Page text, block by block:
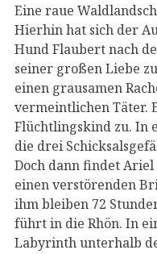
Eine raue
Hierhin hat sich der
Hund Flaubert nach
seiner großen Liebe
einen grausamen
vermeintlichen Täter.
Flüchtlingskind zu. In
die drei
Doch dann findet
einen verstörenden
ihm bleiben 72
führt in die Rhön. In
Labyrinth unterhalb